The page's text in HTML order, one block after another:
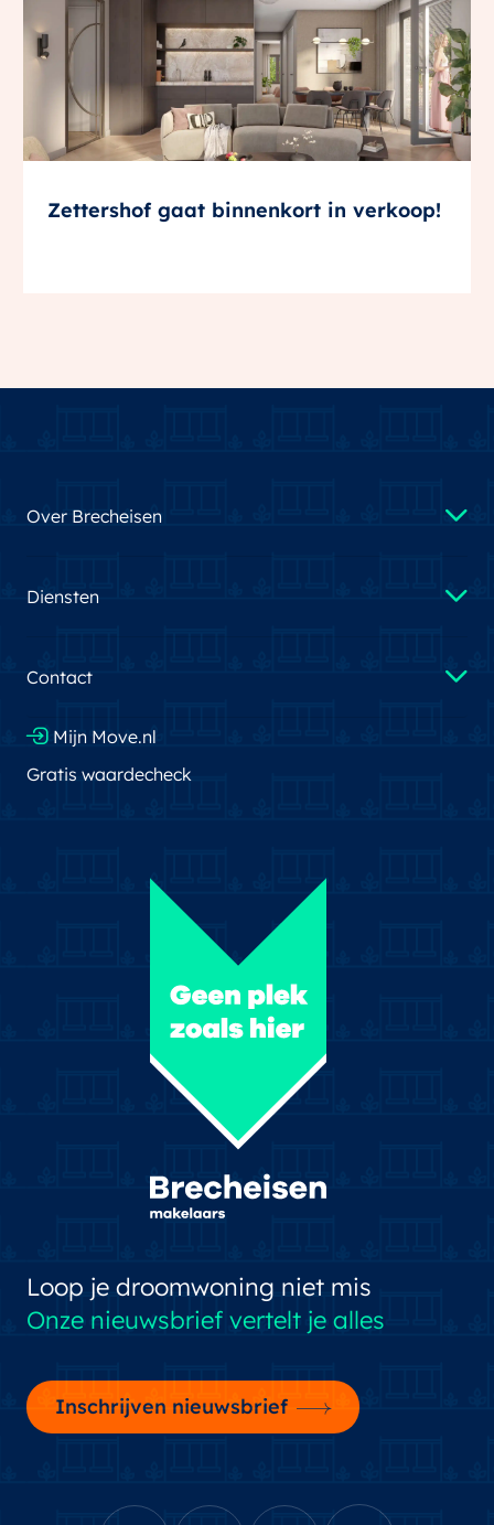
Zettershof gaat binnenkort in verkoop!
Loop je droomwoning niet mis
Onze nieuwsbrief vertelt je alles
Inschrijven nieuwsbrief
Over Brecheisen
Diensten
Contact
Mijn Move.nl
Gratis waardecheck